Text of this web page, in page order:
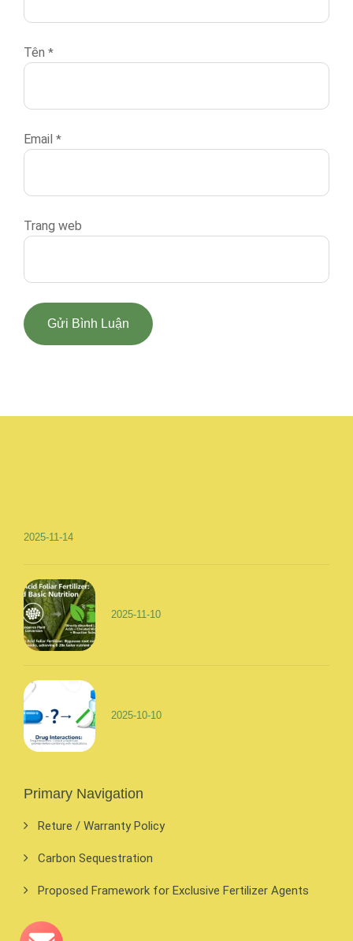
Tên *
Email *
Trang web
2025-11-14
2025-11-10
2025-10-10
Primary Navigation
Reture / Warranty Policy
Carbon Sequestration
Proposed Framework for Exclusive Fertilizer Agents